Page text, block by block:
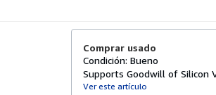
Comprar usado
Condición: Bueno
Supports Goodwill of Silicon
Ver este artículo